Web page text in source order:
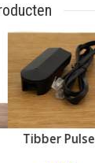
Tibber Pulse